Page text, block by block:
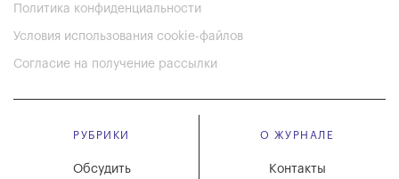
Политика конфиденциальности
Условия использования cookie-файлов
Согласие на получение рассылки
РУБРИКИ
Обсудить
О ЖУРНАЛЕ
Контакты